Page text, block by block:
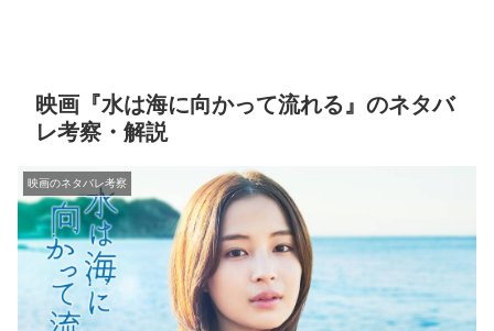
映画『水は海に向かって流れる』のネタバ
レ考察・解説
映画のネタバレ考察